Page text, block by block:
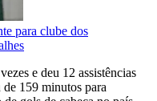
para clube dos
e deu 12 assistências
159 minutos para